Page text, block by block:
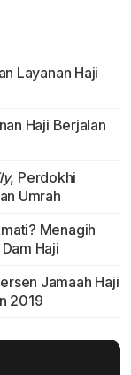
Layanan Haji
Haji Berjalan
, Perdokhi
Umrah
Menagih
Haji
Jamaah Haji
2019